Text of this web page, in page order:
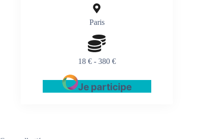
Paris
18 € - 380 €
Je participe